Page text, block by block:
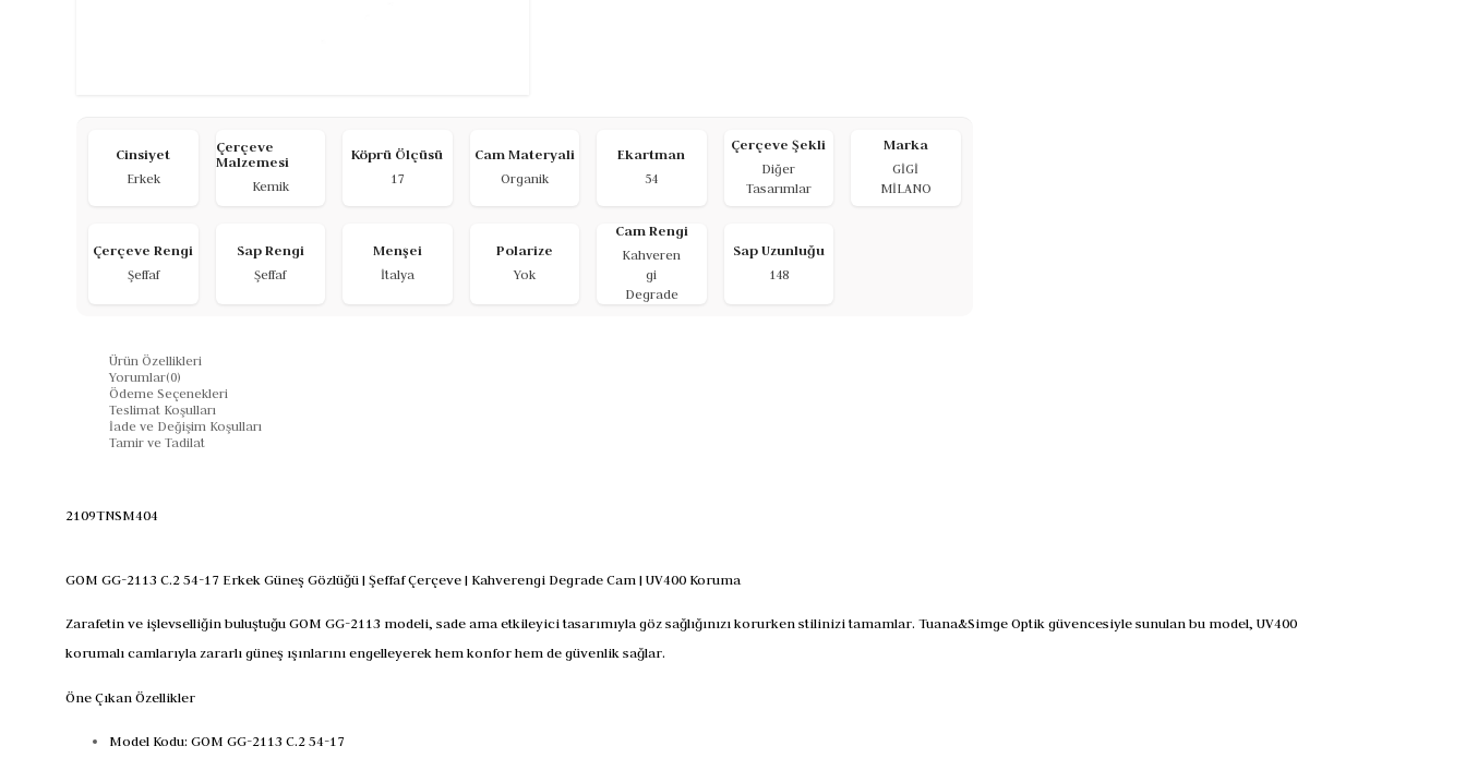
Cinsiyet
Erkek
Çerçeve
Malzemesi
Kemik
Köprü Ölçüsü
17
Cam Materyali
Organik
Ekartman
54
Çerçeve Şekli
Diğer
Tasarımlar
Marka
GİGİ
MİLANO
Çerçeve Rengi
Şeffaf
Sap Rengi
Şeffaf
Menşei
İtalya
Polarize
Yok
Cam Rengi
Kahveren
gi
Degrade
Sap Uzunluğu
148
Ürün Özellikleri
Yorumlar(0)
Ödeme Seçenekleri
Teslimat Koşulları
İade ve Değişim Koşulları
Tamir ve Tadilat
2109TNSM404
GOM GG-2113 C.2 54-17 Erkek Güneş Gözlüğü | Şeffaf Çerçeve | Kahverengi Degrade Cam | UV400 Koruma
Zarafetin ve işlevselliğin buluştuğu GOM GG-2113 modeli, sade ama etkileyici tasarımıyla göz sağlığınızı korurken stilinizi tamamlar. Tuana&Simge Optik güvencesiyle sunulan bu model, UV400
korumalı camlarıyla zararlı güneş ışınlarını engelleyerek hem konfor hem de güvenlik sağlar.
Öne Çıkan Özellikler
Model Kodu: GOM GG-2113 C.2 54-17